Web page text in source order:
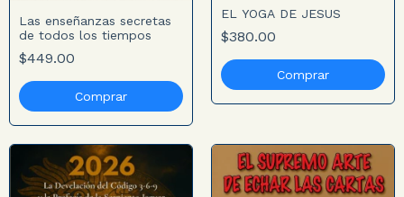
Las enseñanzas secretas
de todos los tiempos
$449.00
EL YOGA DE JESUS
$380.00